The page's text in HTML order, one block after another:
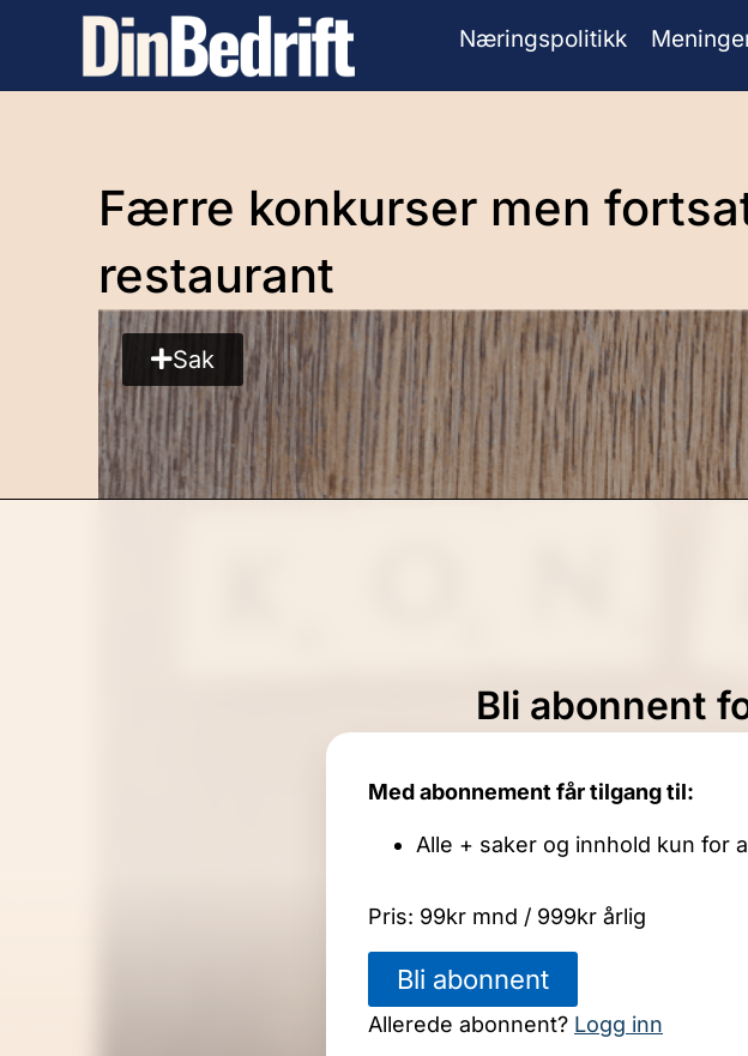
Næringspolitikk
Færre konkurser men
restaurant
Sak
Bli abonnent
Med abonnement får tilgang til:
Alle + saker og innhold kun for
Pris: 99kr mnd / 999kr årlig
Bli abonnent
Allerede abonnent? Logg inn